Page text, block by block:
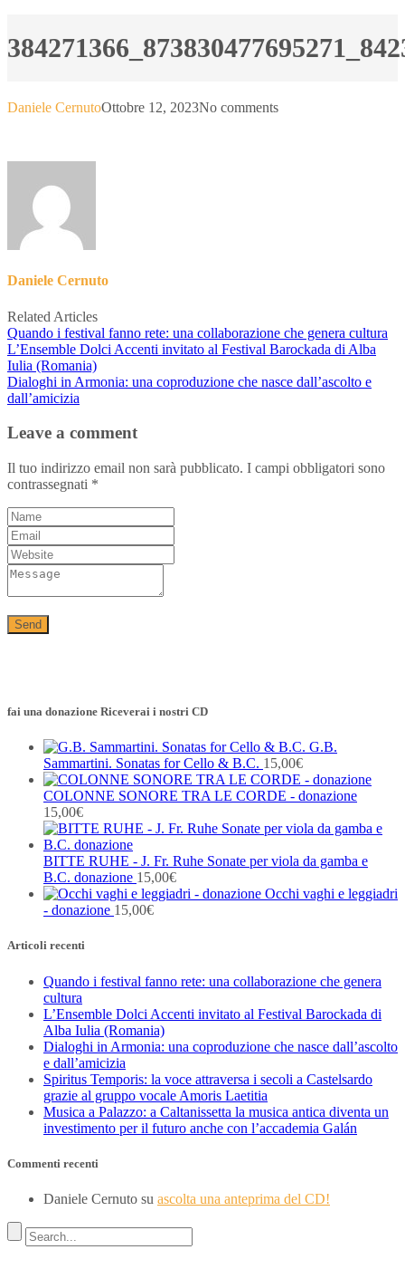
Daniele CernutoOttobre 12, 2023No comments
Daniele Cernuto
Related Articles
Quando i festival fanno rete: una collaborazione che genera cultura
L’Ensemble Dolci Accenti invitato al Festival Barockada di Alba
Iulia (Romania)
Dialoghi in Armonia: una coproduzione che nasce dall’ascolto e
dall’amicizia
Leave a comment
Il tuo indirizzo email non sarà pubblicato. I campi obbligatori sono
contrassegnati *
fai una donazione Riceverai i nostri CD
G.B.
Sammartini. Sonatas for Cello & B.C. 15,00€
COLONNE SONORE TRA LE CORDE - donazione
15,00€
BITTE RUHE - J. Fr. Ruhe Sonate per viola da gamba e
B.C. donazione 15,00€
Occhi vaghi e leggiadri
- donazione 15,00€
Articoli recenti
Quando i festival fanno rete: una collaborazione che genera
cultura
L’Ensemble Dolci Accenti invitato al Festival Barockada di
Alba Iulia (Romania)
Dialoghi in Armonia: una coproduzione che nasce dall’ascolto
e dall’amicizia
Spiritus Temporis: la voce attraversa i secoli a Castelsardo
grazie al gruppo vocale Amoris Laetitia
Musica a Palazzo: a Caltanissetta la musica antica diventa un
investimento per il futuro anche con l’accademia Galán
Commenti recenti
Daniele Cernuto su ascolta una anteprima del CD!